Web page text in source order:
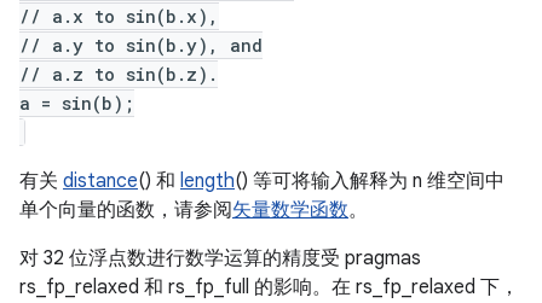
// a.x to sin(b.x),
// a.y to sin(b.y), and
// a.z to sin(b.z).
a = sin(b);
有关 distance() 和 length() 等可将输入解释为 n 维空间中
单个向量的函数，请参阅矢量数学函数。
对 32 位浮点数进行数学运算的精度受 pragmas
rs_fp_relaxed 和 rs_fp_full 的影响。在 rs_fp_relaxed 下，